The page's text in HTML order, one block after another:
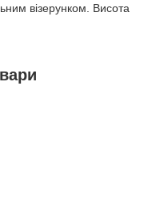
візерунком. Висота